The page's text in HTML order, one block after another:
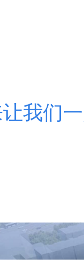
我们